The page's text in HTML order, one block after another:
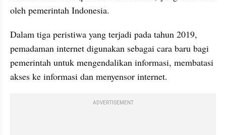
oleh pemerintah Indonesia.
Dalam tiga peristiwa yang terjadi pada tahun 2019,
pemadaman internet digunakan sebagai cara baru bagi
pemerintah untuk mengendalikan informasi, membatasi
akses ke informasi dan menyensor internet.
ADVERTISEMENT